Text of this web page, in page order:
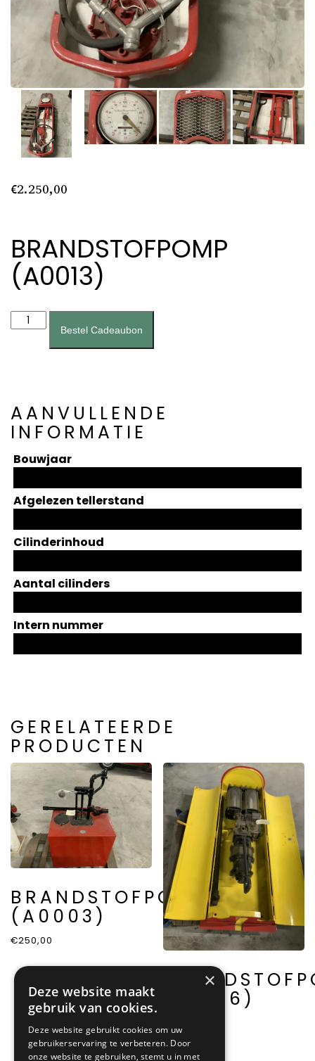
€2.250,00
BRANDSTOFPOMP
(A0013)
Brandstofpomp
(A0013)
Bestel Cadeaubon
AANVULLENDE
INFORMATIE
Bouwjaar
Afgelezen tellerstand
Cilinderinhoud
Aantal cilinders
Intern nummer
GERELATEERDE
PRODUCTEN
BRANDSTOFPOMP
(A0003)
€250,00
(A0016)
×
Deze website maakt
gebruik van cookies.
Deze website gebruikt cookies om uw
gebruikerservaring te verbeteren. Door
onze website te gebruiken, stemt u in met